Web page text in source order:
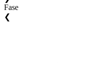
Fase
❮